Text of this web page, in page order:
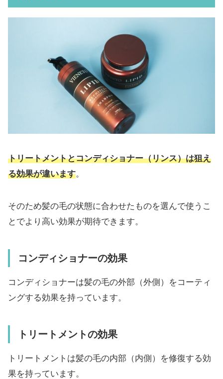
トリートメントとコンディショナー（リンス）は狙え
る効果が違います。
そのため髪の毛の状態に合わせたものを選んで使うこ
とでより高い効果が期待できます。
コンディショナーの効果
コンディショナーは髪の毛の外部（外側）をコーティ
ングする効果を持っています。
トリートメントの効果
トリートメントは髪の毛の内部（内側）を修復する効
果を持っています。